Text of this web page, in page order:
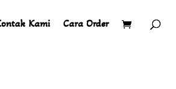
Kami Cara Order